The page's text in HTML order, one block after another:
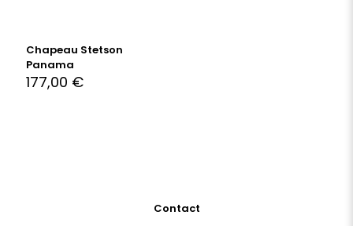
Chapeau Stetson
Panama
177,00 €
Contact